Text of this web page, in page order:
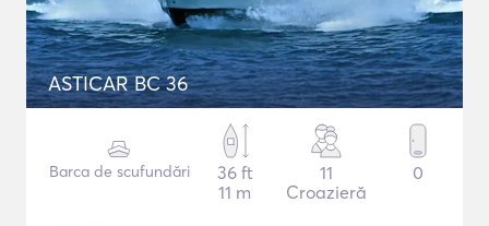
ASTICAR BC 36
Barca de scufundări
36 ft
11 m
11
Croazieră
0